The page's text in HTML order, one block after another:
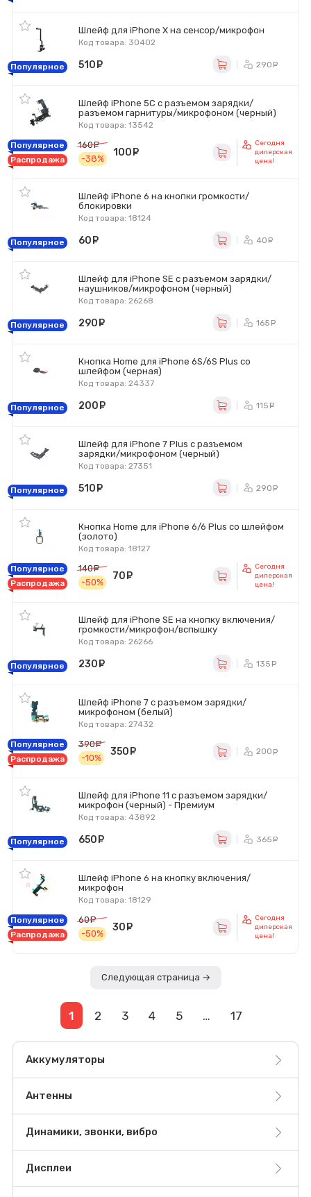
Шлейф для iPhone X на сенсор/микрофон
Код товара: 30402
Популярное 510 290
Шлейф iPhone 5C с разъемом зарядки/
разъемом гарнитуры/микрофоном (черный)
Код товара: 13542
Популярное
Распродажа
160
руб.
-38%
100
Сегодня
дилерская
цена!
Шлейф iPhone 6 на кнопки громкости/
блокировки
Код товара: 18124
Популярное 60 40
Шлейф для iPhone SE с разъемом зарядки/
наушников/микрофоном (черный)
Код товара: 26268
Популярное 290 165
Кнопка Home для iPhone 6S/6S Plus со
шлейфом (черная)
Код товара: 24337
Популярное 200 115
Шлейф для iPhone 7 Plus с разъемом
зарядки/микрофоном (черный)
Код товара: 27351
Популярное 510 290
Кнопка Home для iPhone 6/6 Plus со шлейфом
(золото)
Код товара: 18127
Популярное
Распродажа
140
руб.
-50%
70
Сегодня
дилерская
цена!
Шлейф для iPhone SE на кнопку включения/
громкости/микрофон/вспышку
Код товара: 26266
Популярное 230 135
Шлейф iPhone 7 с разъемом зарядки/
микрофоном (белый)
Код товара: 27432
Популярное
Распродажа
390
-10%
350 200
Шлейф для iPhone 11 с разъемом зарядки/
микрофон (черный) - Премиум
Код товара: 43892
Популярное 650 365
Шлейф iPhone 6 на кнопку включения/
микрофон
Код товара: 18129
Популярное
Распродажа
60
руб.
-50%
30
Сегодня
дилерская
цена!
Следующая страница →
1 2 3 4 5 … 17
Аккумуляторы
Антенны
Динамики, звонки, вибро
Дисплеи